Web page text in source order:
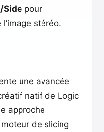
Side pour
stéréo.
une avancée
natif de Logic
approche
de slicing